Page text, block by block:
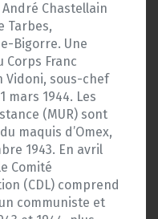
Chastellain
Tarbes,
Bigorre. Une
Corps Franc
Vidoni, sous-chef
mars 1944. Les
(MUR) sont
maquis d’Omex,
1943. En avril
Comité
(CDL) comprend
communiste et